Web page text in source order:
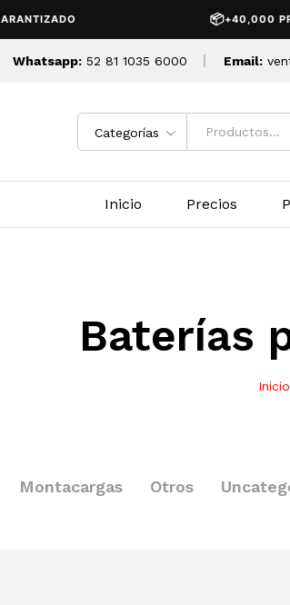
+40,000
Whatsapp: 52 81 1035 6000 Email:
Categorías
Inicio Precios
Baterías
Inicio
Montacargas Otros